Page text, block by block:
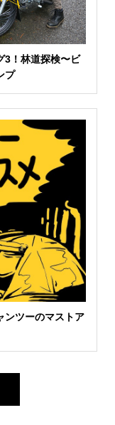
3！林道探検〜ビ
プ
ンツーのマストア